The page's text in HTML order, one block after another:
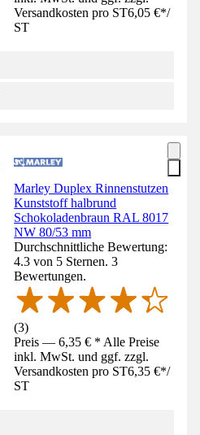
Versandkosten pro ST6,05 €*/
ST
Marley Duplex Rinnenstutzen
Kunststoff halbrund
Schokoladenbraun RAL 8017
NW 80/53 mm
Durchschnittliche Bewertung:
4.3 von 5 Sternen. 3
Bewertungen.
(3)
Preis — 6,35 € * Alle Preise
inkl. MwSt. und ggf. zzgl.
Versandkosten pro ST6,35 €*/
ST